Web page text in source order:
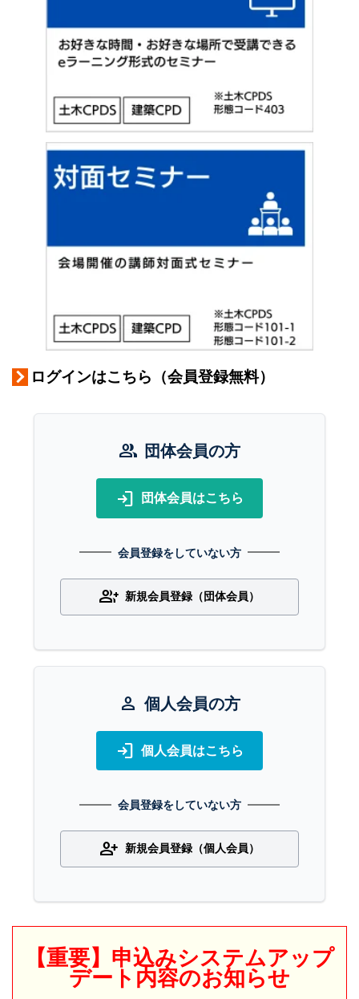
ログインはこちら（会員登録無料）
group 団体会員の方
login 団体会員はこちら
会員登録をしていない方
group_add 新規会員登録（団体会員）
person 個人会員の方
login 個人会員はこちら
会員登録をしていない方
person_add 新規会員登録（個人会員）
【重要】申込みシステムアップ
デート内容のお知らせ